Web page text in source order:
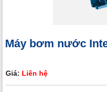
Máy bơm nước
Giá: Liên hệ